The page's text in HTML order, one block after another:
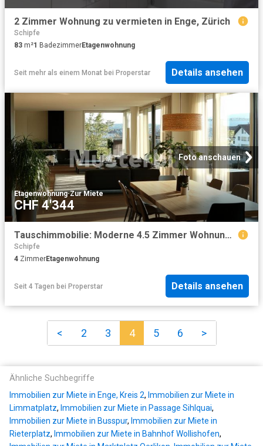
2 Zimmer Wohnung zu vermieten in Enge, Zürich
Schipfe
83 m²1 BadezimmerEtagenwohnung
Seit mehr als einem Monat bei Properstar Details ansehen
Foto anschauen
Etagenwohnung·Zur Miete
CHF 4'344
Tauschimmobilie: Moderne 4.5 Zimmer Wohnung im Herzen von Zürich
Schipfe
4 ZimmerEtagenwohnung
Seit 4 Tagen bei Properstar Details ansehen
< 2 3 4 5 6 >
Ähnliche Suchbegriffe
Immobilien zur Miete in Enge, Kreis 2, Immobilien zur Miete in
Limmatplatz, Immobilien zur Miete in Passage Sihlquai,
Immobilien zur Miete in Busspur, Immobilien zur Miete in
Rieterplatz, Immobilien zur Miete in Bahnhof Wollishofen,